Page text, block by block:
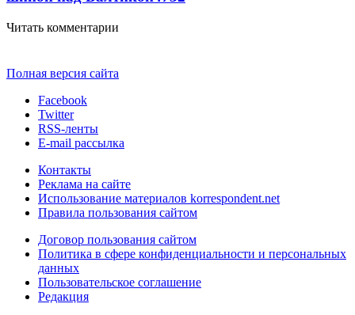
Читать комментарии
Полная версия сайта
Facebook
Twitter
RSS-ленты
E-mail рассылка
Контакты
Реклама на сайте
Использование материалов korrespondent.net
Правила пользования сайтом
Договор пользования сайтом
Политика в сфере конфиденциальности и персональных
данных
Пользовательское соглашение
Редакция